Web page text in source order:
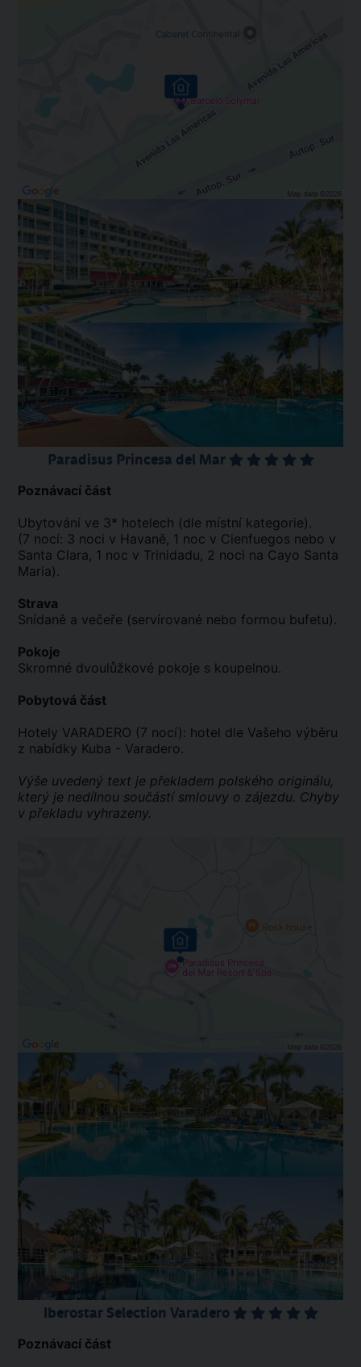
Paradisus Princesa del Mar
Poznávací část
Ubytování ve 3* hotelech (dle místní kategorie).
(7 nocí: 3 noci v Havaně, 1 noc v Cienfuegos nebo v
Santa Clara, 1 noc v Trinidadu, 2 noci na Cayo Santa
Maria).
Strava
Snídaně a večeře (servírované nebo formou bufetu).
Pokoje
Skromné dvoulůžkové pokoje s koupelnou.
Pobytová část
Hotely VARADERO (7 nocí): hotel dle Vašeho výběru
z nabídky Kuba - Varadero.
Výše uvedený text je překladem polského originálu,
který je nedílnou součástí smlouvy o zájezdu. Chyby
v překladu vyhrazeny.
Iberostar Selection Varadero
Poznávací část